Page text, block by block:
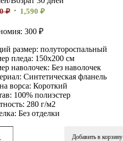
₽ 1,590₽
300 ₽
размер: полутороспальный
пледа: 150х200 см
наволочек: Без наволочек
Синтетическая фланель
ворса: Короткий
100% полиэстер
280 г/м2
Без отделки
Добавить в корзину